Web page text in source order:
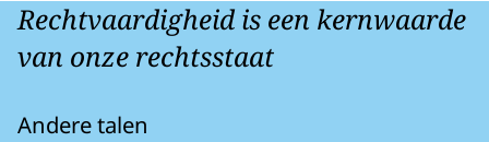
Rechtvaardigheid is een kernwaarde
van onze rechtsstaat
Andere talen